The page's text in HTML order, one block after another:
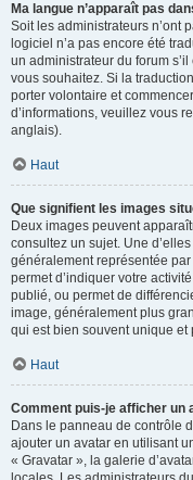
Ma langue n’apparaît pas
Soit les administrateurs n’ont
logiciel n’a pas encore été
un administrateur du forum
vous souhaitez. Si la
porter volontaire et
d’informations, veuillez vous
anglais).
Haut
Que signifient les images
Deux images peuvent
consultez un sujet. Une
généralement représentée
permet d’indiquer votre
publié, ou permet de
image, généralement plus
qui est bien souvent unique
Haut
Comment puis-je afficher un
Dans le panneau de contrôle
ajouter un avatar en utilisant
« Gravatar », la galerie